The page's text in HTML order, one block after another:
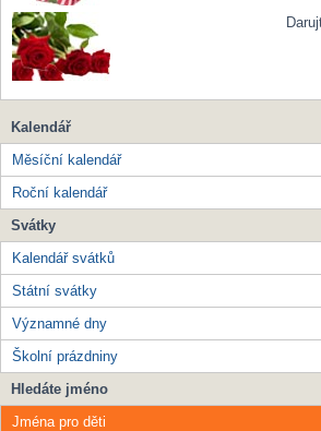
Kalendář
Měsíční kalendář
Roční kalendář
Svátky
Kalendář svátků
Státní svátky
Významné dny
Školní prázdniny
Hledáte jméno
Jména pro děti